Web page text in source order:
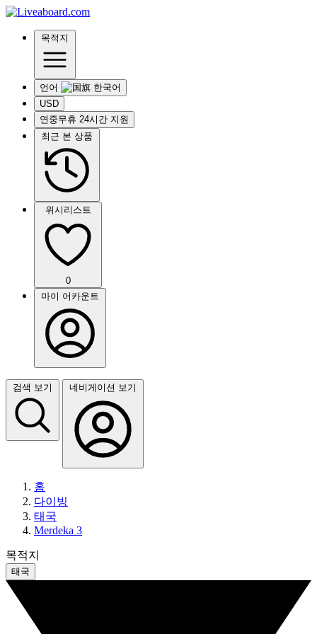
목적지
언어
USD
연중무휴 24시간 지원
최근 본 상품
위시리스트
0
마이 어카운트
검색 보기 네비게이션 보기
홈
다이빙
태국
Merdeka 3
목적지
태국